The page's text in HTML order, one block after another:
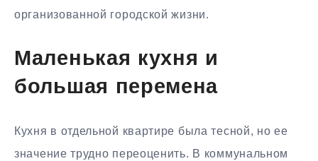
организованной городской жизни.
Маленькая кухня и
большая перемена
Кухня в отдельной квартире была тесной, но ее
значение трудно переоценить. В коммунальном